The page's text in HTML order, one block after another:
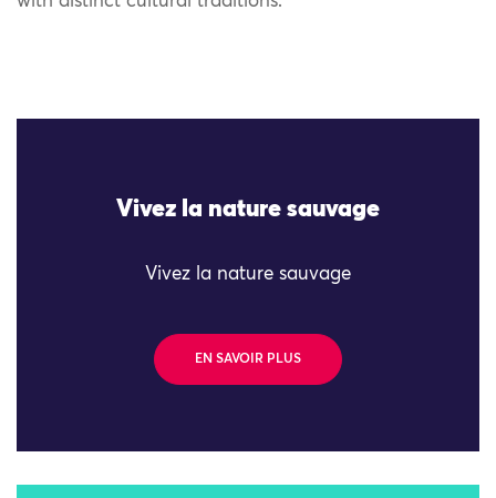
Vivez la nature sauvage
Vivez la nature sauvage
EN SAVOIR PLUS